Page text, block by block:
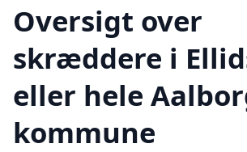
Oversigt over
skræddere i
eller hele
kommune